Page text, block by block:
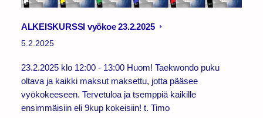
ALKEISKURSSI vyökoe 23.2.2025
5.2.2025
23.2.2025 klo 12:00 - 13:00 Huom! Taekwondo puku
oltava ja kaikki maksut maksettu, jotta pääsee
vyökokeeseen. Tervetuloa ja tsemppiä kaikille
ensimmäisiin eli 9kup kokeisiin! t. Timo